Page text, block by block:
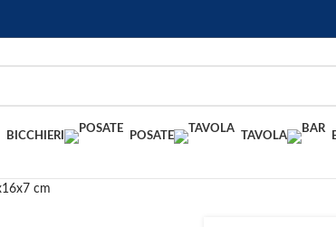
BICCHIERI POSATE TAVOLA
cm